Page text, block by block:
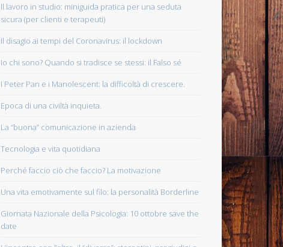
Il lavoro in studio: miniguida pratica per una seduta
sicura (per clienti e terapeuti)
Il disagio ai tempi del Coronavirus: il lockdown
Io chi sono? Quando si tradisce se stessi: il Falso sé
I Peter Pan e i Manolescent: la difficoltà di crescere.
Epoca di una civiltà inquieta.
La “buona” comunicazione in azienda
Tecnologia e vita quotidiana
Perché faccio ciò che faccio? La motivazione
Una vita emotivamente sul filo: la personalità Borderline
Giornata Nazionale della Psicologia: 10 ottobre save the
date